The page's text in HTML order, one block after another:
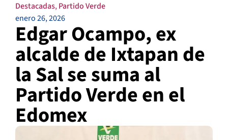
Destacadas,Partido Verde
enero 26, 2026
Edgar Ocampo, ex
alcalde de Ixtapan de
la Sal se suma al
Partido Verde en el
Edomex